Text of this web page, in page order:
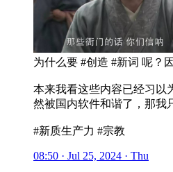
为什么要 #创造 #新词 呢？
本来我看这些内容已经习以
然被国内软件和谐了，那我
#新质生产力 #宗教
08:50 · Jul 25, 2024 · Thu